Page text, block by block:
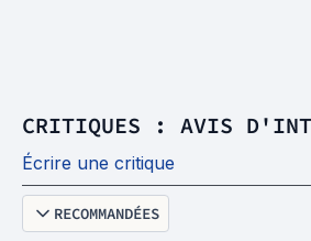
CRITIQUES : AVIS
Écrire une critique
RECOMMANDÉES